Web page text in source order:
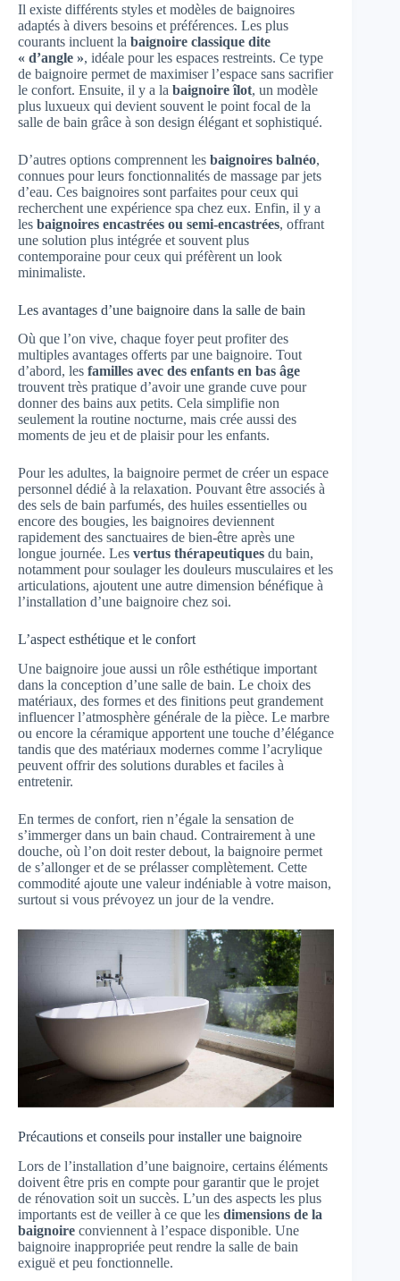
Il existe différents styles et modèles de baignoires
adaptés à divers besoins et préférences. Les plus
courants incluent la baignoire classique dite
« d’angle », idéale pour les espaces restreints. Ce type
de baignoire permet de maximiser l’espace sans sacrifier
le confort. Ensuite, il y a la baignoire îlot, un modèle
plus luxueux qui devient souvent le point focal de la
salle de bain grâce à son design élégant et sophistiqué.
D’autres options comprennent les baignoires balnéo,
connues pour leurs fonctionnalités de massage par jets
d’eau. Ces baignoires sont parfaites pour ceux qui
recherchent une expérience spa chez eux. Enfin, il y a
les baignoires encastrées ou semi-encastrées, offrant
une solution plus intégrée et souvent plus
contemporaine pour ceux qui préfèrent un look
minimaliste.
Les avantages d’une baignoire dans la salle de bain
Où que l’on vive, chaque foyer peut profiter des
multiples avantages offerts par une baignoire. Tout
d’abord, les familles avec des enfants en bas âge
trouvent très pratique d’avoir une grande cuve pour
donner des bains aux petits. Cela simplifie non
seulement la routine nocturne, mais crée aussi des
moments de jeu et de plaisir pour les enfants.
Pour les adultes, la baignoire permet de créer un espace
personnel dédié à la relaxation. Pouvant être associés à
des sels de bain parfumés, des huiles essentielles ou
encore des bougies, les baignoires deviennent
rapidement des sanctuaires de bien-être après une
longue journée. Les vertus thérapeutiques du bain,
notamment pour soulager les douleurs musculaires et les
articulations, ajoutent une autre dimension bénéfique à
l’installation d’une baignoire chez soi.
L’aspect esthétique et le confort
Une baignoire joue aussi un rôle esthétique important
dans la conception d’une salle de bain. Le choix des
matériaux, des formes et des finitions peut grandement
influencer l’atmosphère générale de la pièce. Le marbre
ou encore la céramique apportent une touche d’élégance
tandis que des matériaux modernes comme l’acrylique
peuvent offrir des solutions durables et faciles à
entretenir.
En termes de confort, rien n’égale la sensation de
s’immerger dans un bain chaud. Contrairement à une
douche, où l’on doit rester debout, la baignoire permet
de s’allonger et de se prélasser complètement. Cette
commodité ajoute une valeur indéniable à votre maison,
surtout si vous prévoyez un jour de la vendre.
Précautions et conseils pour installer une baignoire
Lors de l’installation d’une baignoire, certains éléments
doivent être pris en compte pour garantir que le projet
de rénovation soit un succès. L’un des aspects les plus
importants est de veiller à ce que les dimensions de la
baignoire conviennent à l’espace disponible. Une
baignoire inappropriée peut rendre la salle de bain
exiguë et peu fonctionnelle.